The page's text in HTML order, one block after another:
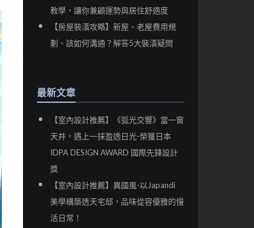
教學，讓你兼顧運勢與居住舒適度
【房屋裝潢攻略】新屋、老屋費用規
劃、該如何溝通？解答5大裝潢疑問
最新文章
【室內設計推薦】《弧光交響》當一窗
天井，遇上一抹盈透日光-榮獲日本
IDPA DESIGN AWARD 國際先鋒設計
獎
【室內設計推薦】異國風-以Japandi
美學構築透天宅邸，品味從容優雅的慢
活日常！